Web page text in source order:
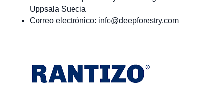
Uppsala Suecia
Correo electrónico: info@deepforestry.com